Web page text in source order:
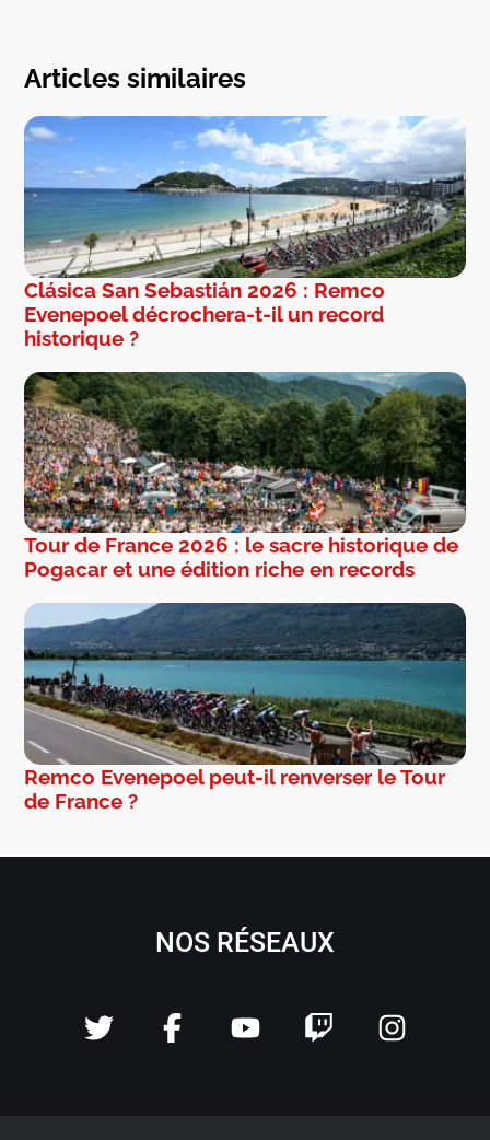
Articles similaires
Clásica San Sebastián 2026 : Remco
Evenepoel décrochera-t-il un record
historique ?
Tour de France 2026 : le sacre historique de
Pogacar et une édition riche en records
Remco Evenepoel peut-il renverser le Tour
de France ?
NOS RÉSEAUX